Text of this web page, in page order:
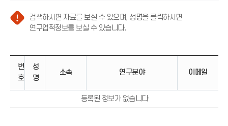
검색하시면 자료를 보실 수 있으며, 성명을 클릭하시면
연구업적정보를 보실 수 있습니다.주
낌
아
이
번
호
성
명
소속 연구분야 이메일
등록된 정보가 없습니다